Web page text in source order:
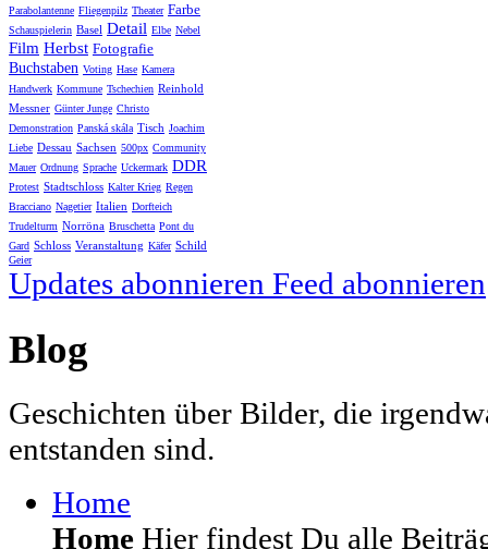
Parabolantenne Fliegenpilz Theater Farbe
Schauspielerin Basel Detail Elbe Nebel
Film Herbst Fotografie
Buchstaben Voting Hase Kamera
Handwerk Kommune Tschechien Reinhold
Messner Günter Junge Christo
Demonstration Panská skála Tisch Joachim
Liebe Dessau Sachsen 500px Community
Mauer Ordnung Sprache Uckermark DDR
Protest Stadtschloss Kalter Krieg Regen
Bracciano Nagetier Italien Dorfteich
Trudelturm Norröna Bruschetta Pont du
Gard Schloss Veranstaltung Käfer Schild
Geier
Updates abonnieren Feed abonnieren
Blog
Geschichten über Bilder, die
entstanden sind.
Home
Home Hier findest Du alle